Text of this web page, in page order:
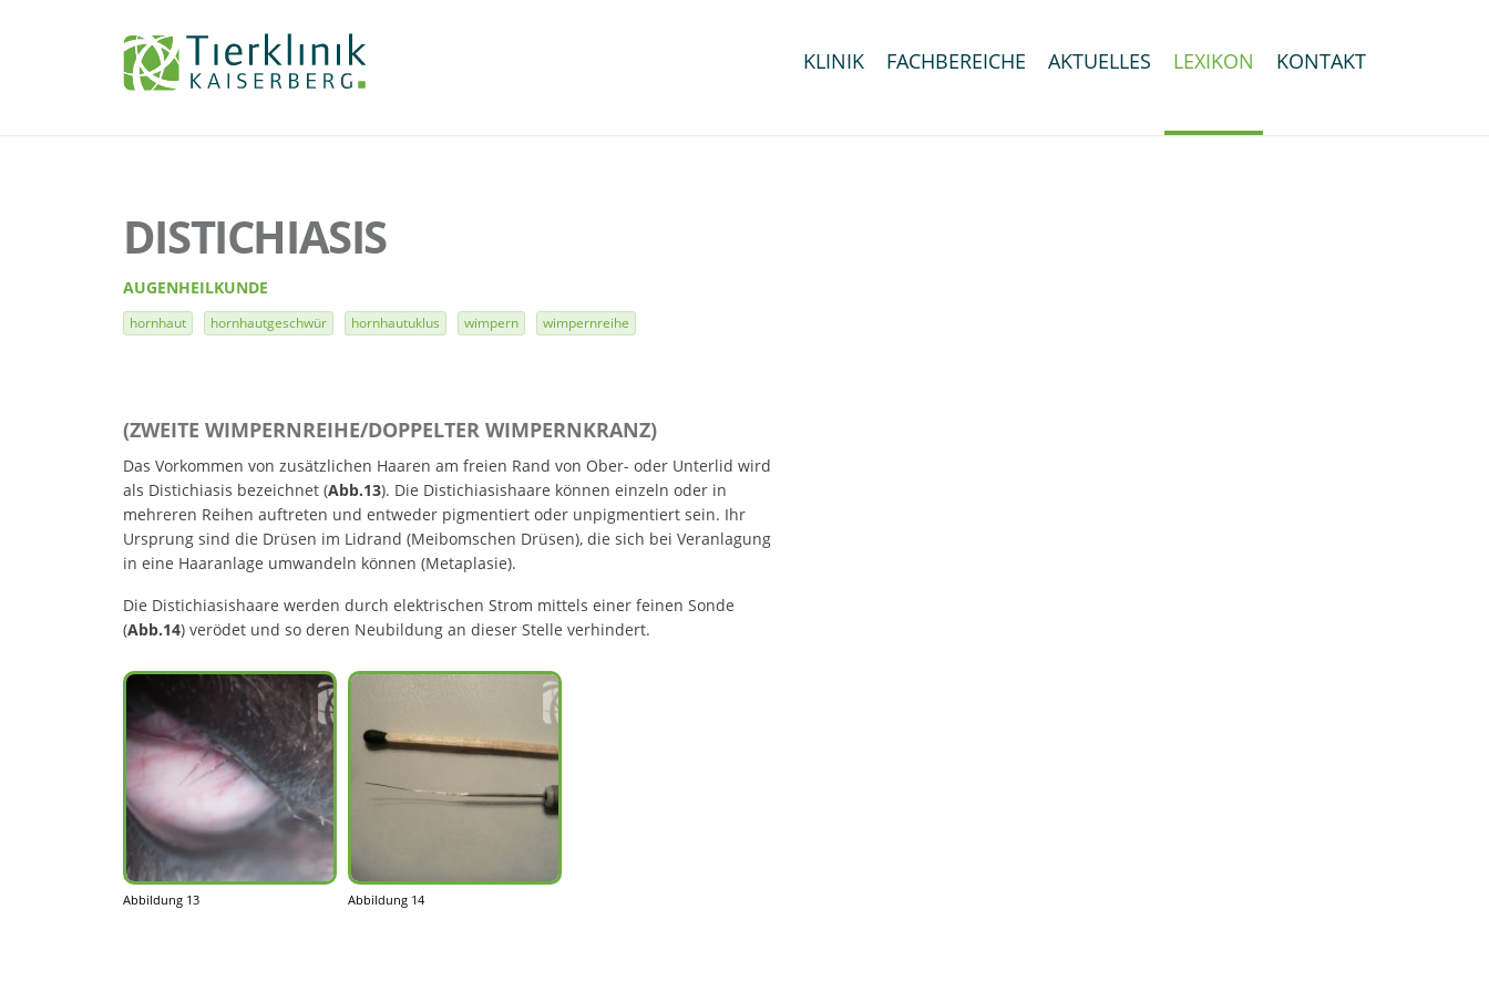
KLINIK FACHBEREICHE AKTUELLES LEXIKON KONTAKT
DISTICHIASIS
AUGENHEILKUNDE
hornhaut hornhautgeschwür hornhautuklus wimpern wimpernreihe
(ZWEITE WIMPERNREIHE/DOPPELTER WIMPERNKRANZ)
Das Vorkommen von zusätzlichen Haaren am freien Rand von Ober- oder Unterlid wird
als Distichiasis bezeichnet (Abb.13). Die Distichiasishaare können einzeln oder in
mehreren Reihen auftreten und entweder pigmentiert oder unpigmentiert sein. Ihr
Ursprung sind die Drüsen im Lidrand (Meibomschen Drüsen), die sich bei Veranlagung
in eine Haaranlage umwandeln können (Metaplasie).
Die Distichiasishaare werden durch elektrischen Strom mittels einer feinen Sonde
(Abb.14) verödet und so deren Neubildung an dieser Stelle verhindert.
Abbildung 13 Abbildung 14